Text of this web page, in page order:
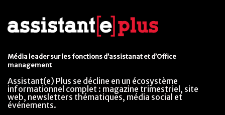
Média leader sur les fonctions d’assistanat et d’Office
management
Assistant(e) Plus se décline en un écosystème
informationnel complet : magazine trimestriel, site
web, newsletters thématiques, média social et
événements.